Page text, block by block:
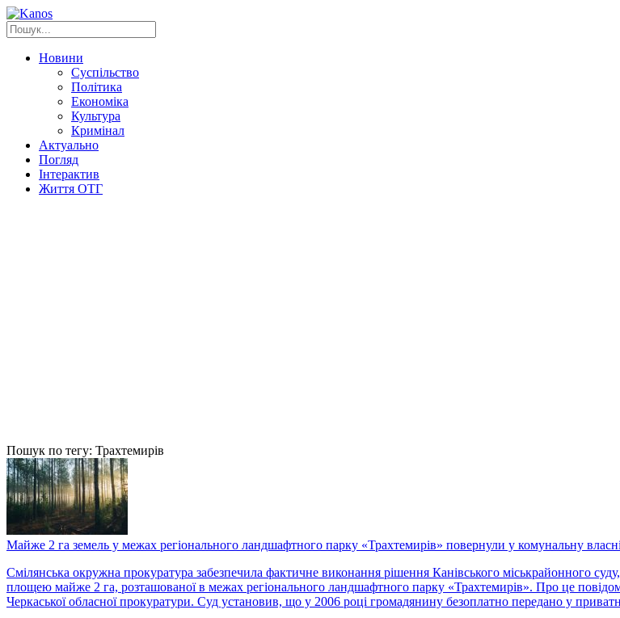
Новини
Суспільство
Політика
Економіка
Культура
Кримінал
Актуально
Погляд
Інтерактив
Життя ОТГ
Пошук по тегу: Трахтемирів
Майже 2 га земель у межах регіонального ландшафтного парку «Трахтемирів» повернули у комунальну
Смілянська окружна прокуратура забезпечила фактичне виконання рішення Канівського міськрайонного
площею майже 2 га, розташованої в межах регіонального ландшафтного парку «Трахтемирів». Про це
Черкаської обласної прокуратури. Суд установив, що у 2006 році громадянину безоплатно передано у